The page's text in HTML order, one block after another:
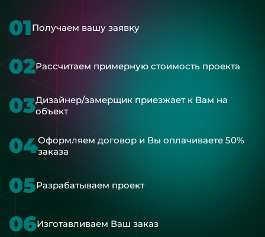
01Получаем вашу заявку
02Рассчитаем примерную стоимость проекта
03Дизайнер/замерщик приезжает к Вам на
объект
04Оформляем договор и Вы оплачиваете 50%
заказа
05Разрабатываем проект
06Изготавливаем Ваш заказ